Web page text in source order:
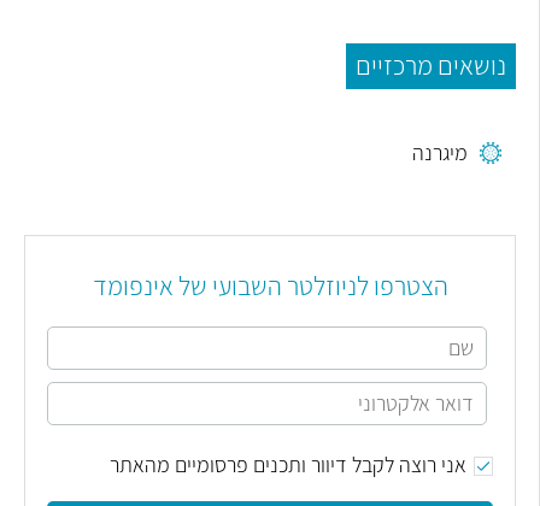
נושאים מרכזיים
מיגרנה
הצטרפו לניוזלטר השבועי של אינפומד
אני רוצה לקבל דיוור ותכנים פרסומיים מהאתר